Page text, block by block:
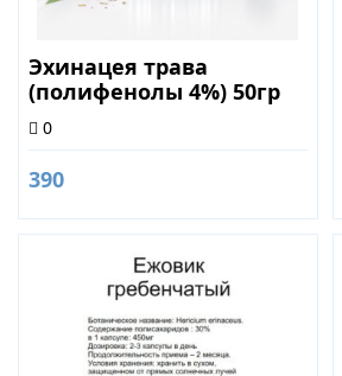
Эхинацея трава
(полифенолы 4%) 50гр
0
390